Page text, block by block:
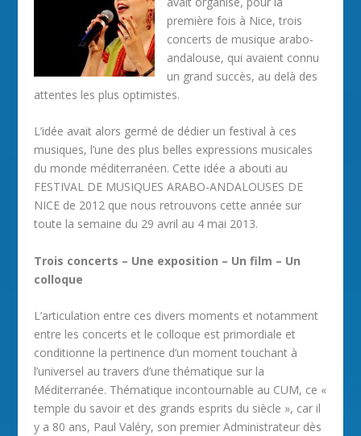
première fois à Nice, trois
concerts de musique arabo-
andalouse, qui avaient connu
un grand succès, au delà des
attentes les plus optimistes.
L’idée avait alors germé de dédier un festival à ces
musiques, l’une des plus belles expressions musicales
du monde méditerranéen. Cette idée a abouti au
FESTIVAL DE MUSIQUES ARABO-ANDALOUSES DE
NICE de 2012 que nous retrouvons cette année sur
toute la semaine du 29 avril au 4 mai 2013.
Trois concerts – Une exposition – Un film – Un
colloque
L’articulation entre ces divers moments et notamment
entre les concerts et le colloque est primordiale et
conditionne la pertinence d’un moment touchant à
l’universel au travers d’une thématique sur la
Méditerranée. Thématique incontournable au CUM, ce «
temple du savoir et des grands esprits du siècle », car il
y a 80 ans, Paul Valéry, son premier Administrateur dès